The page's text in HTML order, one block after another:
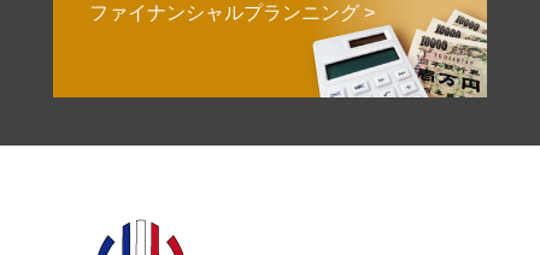
ファイナンシャルプランニング >